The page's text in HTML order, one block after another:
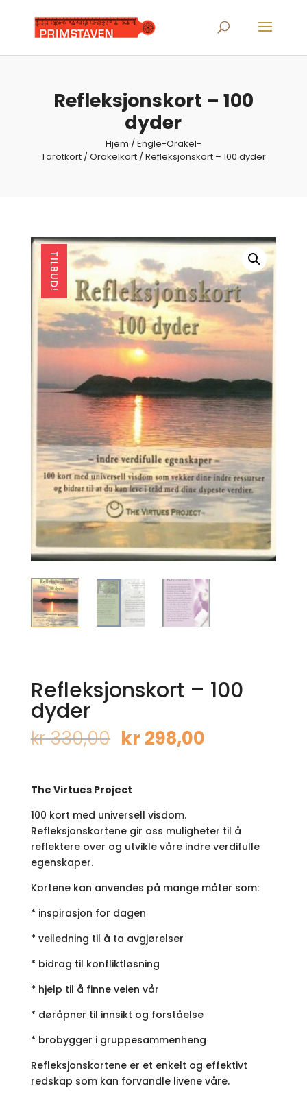
search
Refleksjonskort – 100
dyder
Hjem /Engle-Orakel-
Tarotkort/Orakelkort/ Refleksjonskort – 100 dyder
TILBUD!
Refleksjonskort – 100
dyder
kr330,00 Opprinnelig
pris
kr 330,00.
kr 298,00
The Virtues Project
100 kort med universell visdom.
Refleksjonskortene gir oss muligheter til å
reflektere over og utvikle våre indre verdifulle
egenskaper.
Kortene kan anvendes på mange måter som:
* inspirasjon for dagen
* veiledning til å ta avgjørelser
* bidrag til konfliktløsning
* hjelp til å finne veien vår
* døråpner til innsikt og forståelse
* brobygger i gruppesammenheng
Refleksjonskortene er et enkelt og effektivt
redskap som kan forvandle livene våre.